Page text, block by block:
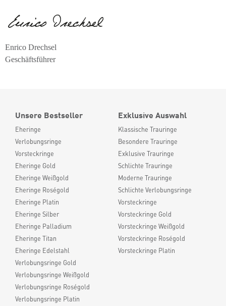
Enrico Drechsel
Geschäftsführer
Unsere Bestseller
Eheringe
Verlobungsringe
Vorsteckringe
Eheringe Gold
Eheringe Weißgold
Eheringe Roségold
Eheringe Platin
Eheringe Silber
Eheringe Palladium
Eheringe Titan
Eheringe Edelstahl
Verlobungsringe Gold
Verlobungsringe Weißgold
Verlobungsringe Roségold
Verlobungsringe Platin
Exklusive Auswahl
Klassische Trauringe
Besondere Trauringe
Exklusive Trauringe
Schlichte Trauringe
Moderne Trauringe
Schlichte Verlobungsringe
Vorsteckringe
Vorsteckringe Gold
Vorsteckringe Weißgold
Vorsteckringe Roségold
Vorsteckringe Platin